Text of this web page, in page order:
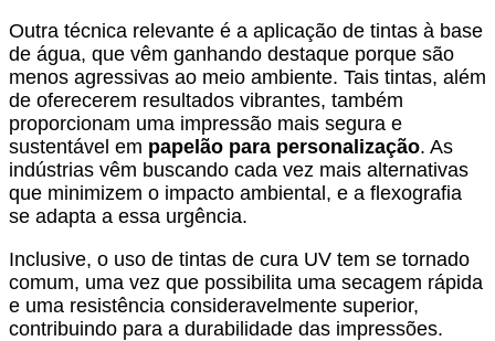
Outra técnica relevante é a aplicação de tintas à base
de água, que vêm ganhando destaque porque são
menos agressivas ao meio ambiente. Tais tintas, além
de oferecerem resultados vibrantes, também
proporcionam uma impressão mais segura e
sustentável em papelão para personalização. As
indústrias vêm buscando cada vez mais alternativas
que minimizem o impacto ambiental, e a flexografia
se adapta a essa urgência.
Inclusive, o uso de tintas de cura UV tem se tornado
comum, uma vez que possibilita uma secagem rápida
e uma resistência consideravelmente superior,
contribuindo para a durabilidade das impressões.